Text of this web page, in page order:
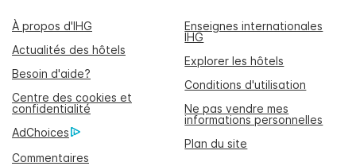
À propos d'IHG
Enseignes internationales
IHG
Actualités des hôtels
Explorer les hôtels
Besoin d'aide?
Conditions d'utilisation
Centre des cookies et
confidentialité
Ne pas vendre mes
informations personnelles
AdChoices
Plan du site
Commentaires